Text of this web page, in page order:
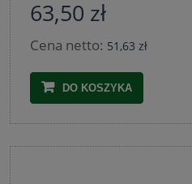
63,50 zł
Cena netto: 51,63 zł
DO KOSZYKA